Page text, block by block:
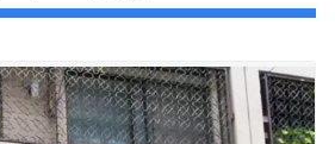
(やんばる島豚)